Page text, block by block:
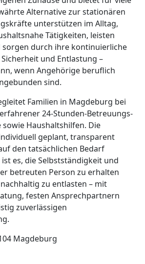
Alternative zur stationären
unterstützen im Alltag,
Tätigkeiten, leisten
sorgen durch ihre kontinuierliche
und Entlastung –
wenn Angehörige beruflich
sind.
Familien in Magdeburg bei
24-Stunden-Betreuungs-
Haushaltshilfen. Die
geplant, transparent
den tatsächlichen Bedarf
es, die Selbstständigkeit und
betreuten Person zu erhalten
zu entlasten – mit
festen Ansprechpartnern
zuverlässigen
Magdeburg